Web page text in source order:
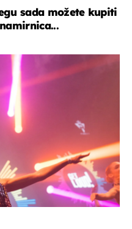
sada možete kupiti